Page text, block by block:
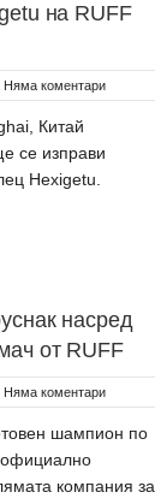
на RUFF
Няма коментари
Китай
се изправи
Hexigetu.
насред
от RUFF
Няма коментари
шампион по
компания за